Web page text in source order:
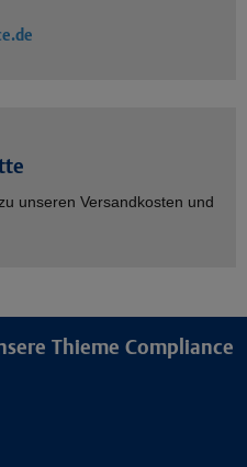
unseren Versandkosten und
Thieme Compliance